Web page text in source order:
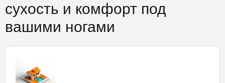
сухость и комфорт под
вашими ногами